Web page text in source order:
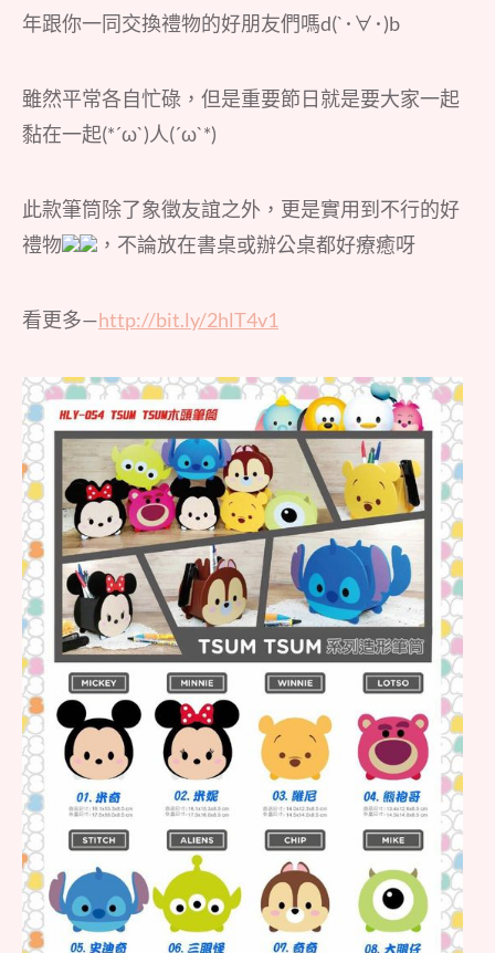
年跟你一同交換禮物的好朋友們嗎d(`･∀･)b
雖然平常各自忙碌，但是重要節日就是要大家一起
黏在一起(*´ω`)人(´ω`*)
此款筆筒除了象徵友誼之外，更是實用到不行的好
禮物
，不論放在書桌或辦公桌都好療癒呀
看更多—http://bit.ly/2hlT4v1